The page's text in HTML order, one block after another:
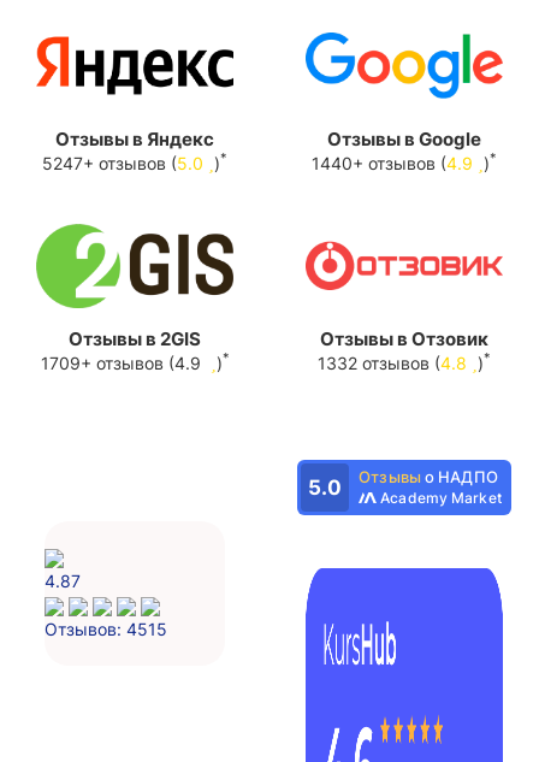
Отзывы в Яндекс
5247+ отзывов (5.0 )*
Отзывы в Google
1440+ отзывов (4.9 )*
Отзывы в 2GIS
1709+ отзывов (4.9 )*
Отзывы в Отзовик
1332 отзывов (4.8 )*
5.0 Отзывыо НАДПО
Academy Market
4.87
Отзывов: 4515